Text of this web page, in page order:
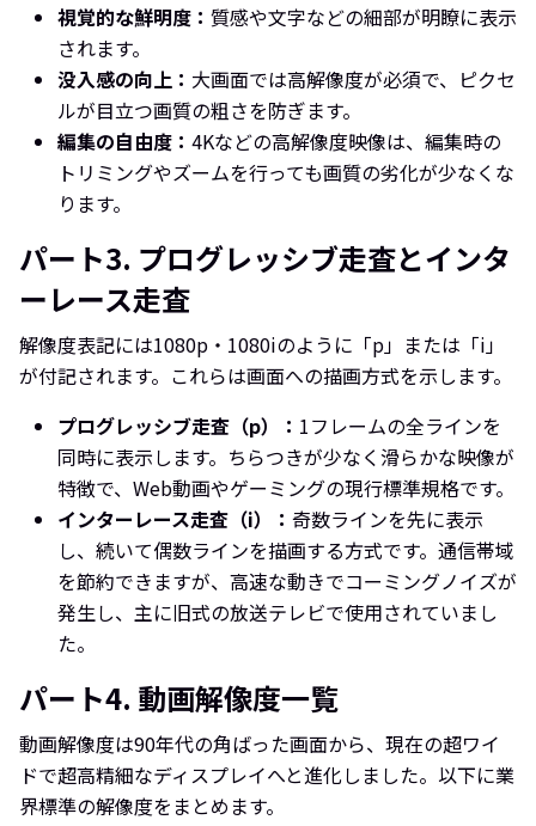
視覚的な鮮明度： 質感や文字などの細部が明瞭に表示
されます。
没入感の向上： 大画面では高解像度が必須で、ピクセ
ルが目立つ画質の粗さを防ぎます。
編集の自由度： 4Kなどの高解像度映像は、編集時の
トリミングやズームを行っても画質の劣化が少なくな
ります。
パート3. プログレッシブ走査とインタ
ーレース走査
解像度表記には1080p・1080iのように「p」または「i」
が付記されます。これらは画面への描画方式を示します。
プログレッシブ走査（p）： 1フレームの全ラインを
同時に表示します。ちらつきが少なく滑らかな映像が
特徴で、Web動画やゲーミングの現行標準規格です。
インターレース走査（i）： 奇数ラインを先に表示
し、続いて偶数ラインを描画する方式です。通信帯域
を節約できますが、高速な動きでコーミングノイズが
発生し、主に旧式の放送テレビで使用されていまし
た。
パート4. 動画解像度一覧
動画解像度は90年代の角ばった画面から、現在の超ワイ
ドで超高精細なディスプレイへと進化しました。以下に業
界標準の解像度をまとめます。